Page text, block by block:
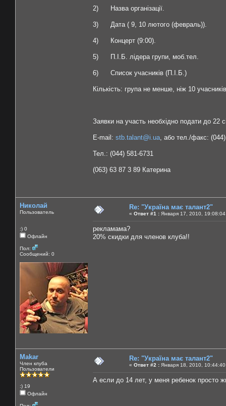
2) Назва організації.
3) Дата ( 9, 10 лютого (февраль)).
4) Концерт (9:00).
5) П.І.Б. лідера групи, моб.тел.
6) Список учасників (П.І.Б.)
Кількість: група не менше, ніж 10
Заявки на участь необхідно подати до 22
E-mail: stb.talant@i.ua , або тел./факс:
Тел.: (044) 581-6731
(063) 63 87 3 89 Катерина
Николай
Пользователь
:) 0
Офлайн
Пол:
Сообщений: 0
Re: "Україна має талант2"
« Ответ #1 : Января 17, 2010,
рекламама?
20% скидки для членов клуба!!
Makar
Член клуба
Пользователи
:) 19
Офлайн
Re: "Україна має талант2"
« Ответ #2 : Января 18, 2010,
А если до 14 лет, у меня ребенок просто